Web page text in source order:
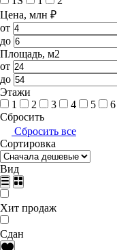
Цена, млн ₽
от
до
Площадь, м2
от
до
Этажи
1
2 3 4 5 6
Сбросить
Сбросить все
Сортировка
Вид
Хит продаж
Сдан